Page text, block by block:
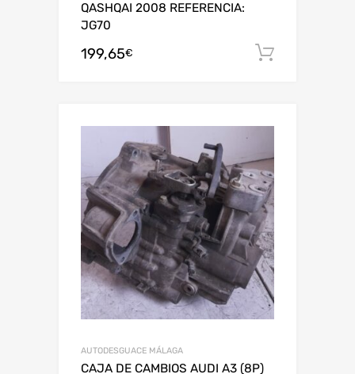
QASHQAI 2008 REFERENCIA:
JG70
199,65€
AUTODESGUACE MÁLAGA
CAJA DE CAMBIOS AUDI A3 (8P)